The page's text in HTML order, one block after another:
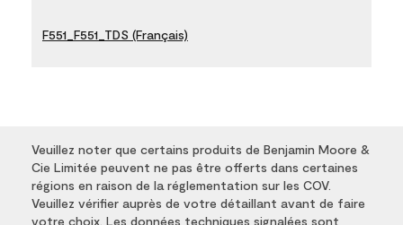
F551_F551_TDS (Français)
Veuillez noter que certains produits de Benjamin Moore &
Cie Limitée peuvent ne pas être offerts dans certaines
régions en raison de la réglementation sur les COV.
Veuillez vérifier auprès de votre détaillant avant de faire
votre choix. Les données techniques signalées sont